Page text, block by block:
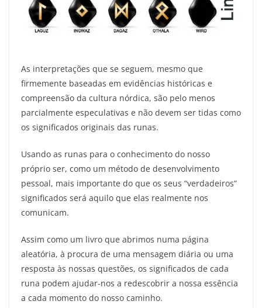
As interpretações que se seguem, mesmo que
firmemente baseadas em evidências históricas e
compreensão da cultura nórdica, são pelo menos
parcialmente especulativas e não devem ser tidas como
os significados originais das runas.
Usando as runas para o conhecimento do nosso
próprio ser, como um método de desenvolvimento
pessoal, mais importante do que os seus “verdadeiros”
significados será aquilo que elas realmente nos
comunicam.
Assim como um livro que abrimos numa página
aleatória, à procura de uma mensagem diária ou uma
resposta às nossas questões, os significados de cada
runa podem ajudar-nos a redescobrir a nossa essência
a cada momento do nosso caminho.